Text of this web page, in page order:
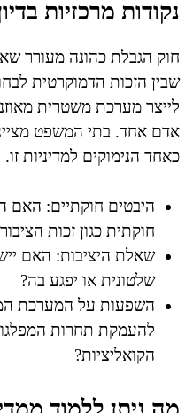
נקודות מרכזיות
חוק הגבלת כהונה מעורר
שבין הזכות הדמוקרטית
לייצר מערכת משטרית
אדם אחד. בתי המשפט
כאחד הנימוקים למדיניות זו.
היבטים חוקתיים: האם
חוקתית כגון זכות הציבור
שאלת היציבות: האם
שלטונית או יפגע בה?
השפעות על המערכת
להעמקת תחרות
הקואליציות?